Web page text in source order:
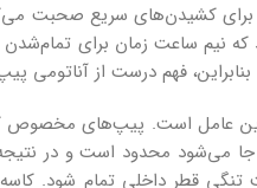
کشیدن‌های سریع صحبت
که نیم ساعت زمان برای
فهم درست از آناتومی
عامل است. پیپ‌های مخصوص
می‌شود محدود است و در
تنگی قطر داخلی تمام شود.